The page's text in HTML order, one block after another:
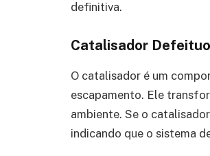
definitiva.
Catalisador
O catalisador é um
escapamento. Ele
ambiente. Se o
indicando que o sistema